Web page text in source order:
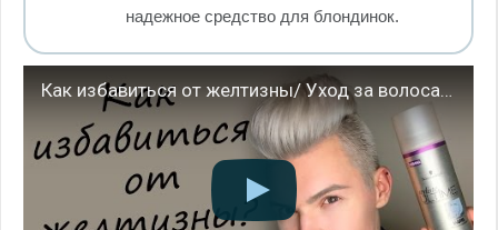
надежное средство для блондинок.
Как избавиться от желтизны/ Уход за волосами холодных оттенков блонд